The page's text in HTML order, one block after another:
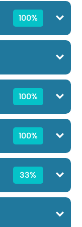
100%
100%
100%
33%